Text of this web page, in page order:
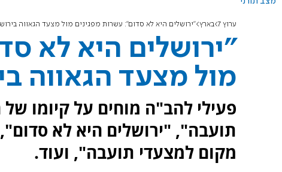
ערוץ 7 בארץ "ירושלים היא לא סדום": עשרות מפגינים מול מצעד הגאווה
"ירושלים היא לא
מול מצעד הגאווה
פעילי להב"ה מוחים על קיומו של
תועבה", "ירושלים היא לא
מקום למצעדי תועבה", ועוד.